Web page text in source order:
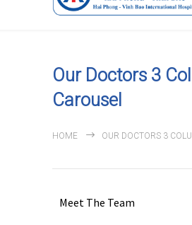
Our Doctors 3
Carousel
HOME OUR DOCTORS 3
Meet The Team